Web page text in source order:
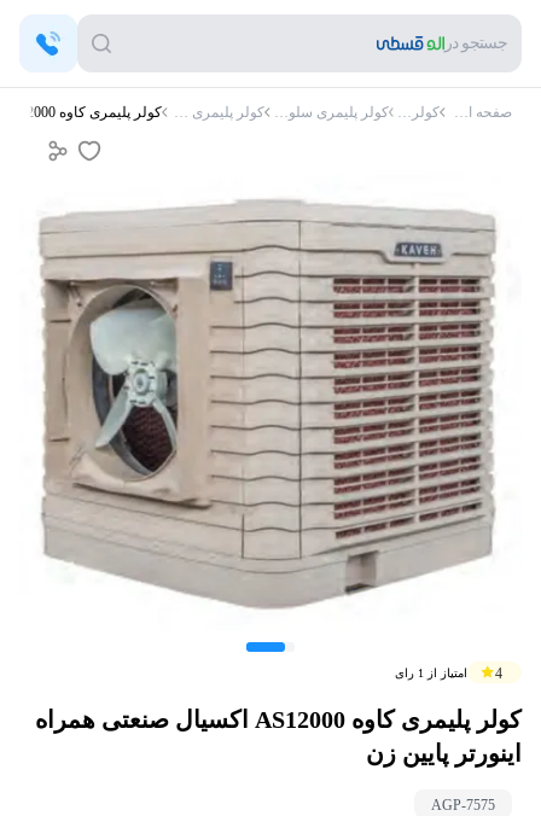
جستجو در
صفحه اصلی کولر آبی کولر پلیمری سلولزی کولر پلیمری کاوه کولر پلیمری کاوه AS12000 اکسیال صنعتی همراه اینورتر پایین زن
4 امتیاز از 1 رای
کولر پلیمری کاوه AS12000 اکسیال صنعتی همراه
اینورتر پایین زن
AGP-7575